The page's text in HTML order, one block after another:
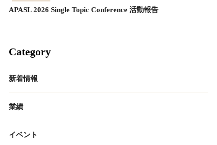
APASL 2026 Single Topic Conference 活動報告
Category
新着情報
業績
イベント